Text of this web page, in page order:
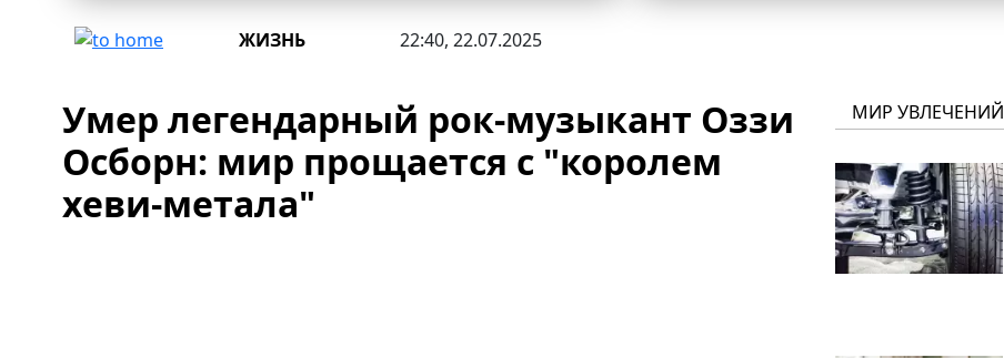
ЖИЗНЬ 22:40, 22.07.2025
Умер легендарный рок-музыкант Оззи
Осборн: мир прощается с "королем
хеви-метала"
МИР УВЛЕЧЕНИЙ